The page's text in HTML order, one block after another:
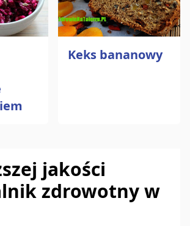
Keks bananowy
jakości
zdrowotny w